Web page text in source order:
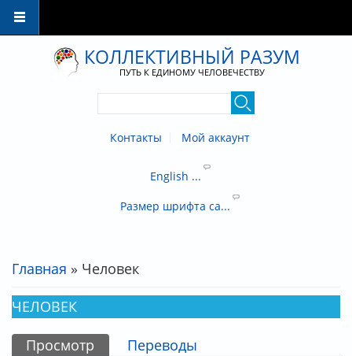
Перейти к основному содержанию
КОЛЛЕКТИВНЫЙ РАЗУМ
ПУТЬ К ЕДИНОМУ ЧЕЛОВЕЧЕСТВУ
Контакты Мой аккаунт
English ...
Размер шрифта са...
ВЫ ЗДЕСЬ
Главная » Человек
ЧЕЛОВЕК
Просмотр (активная вкладка)
Переводы